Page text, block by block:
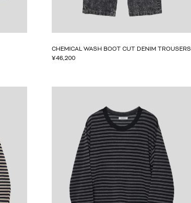
CHEMICAL WASH BOOT CUT DENIM TROUSERS
¥46,200